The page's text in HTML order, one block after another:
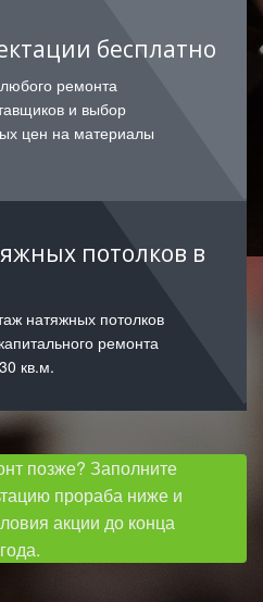
бесплатно
ремонта
и выбор
цен на материалы
потолков в
натяжных потолков
ремонта
кв.м.
позже? Заполните
прораба ниже и
акции до конца
года.